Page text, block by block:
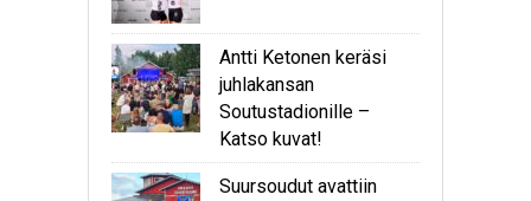
Antti Ketonen keräsi
juhlakansan
Soutustadionille –
Katso kuvat!
Suursoudut avattiin